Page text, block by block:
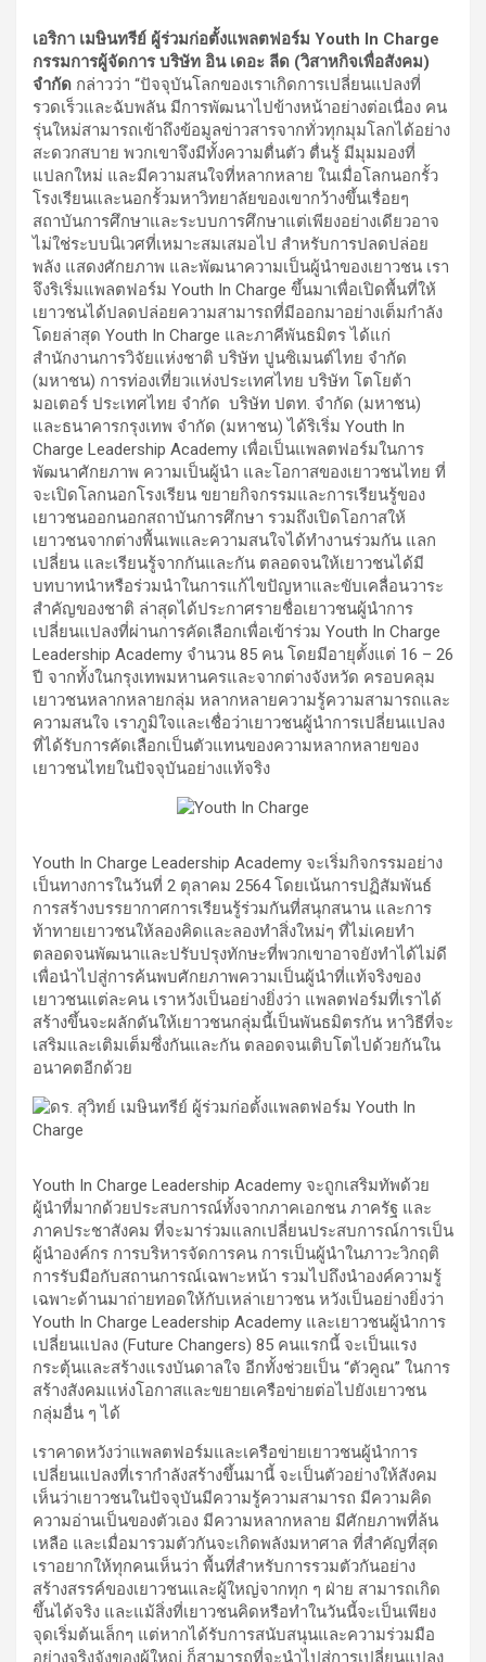
เอริกา เมษินทรีย์ ผู้ร่วมก่อตั้งแพลตฟอร์ม Youth In Charge
กรรมการผู้จัดการ บริษัท อิน เดอะ ลีด (วิสาหกิจเพื่อสังคม)
จำกัด กล่าวว่า “ปัจจุบันโลกของเราเกิดการเปลี่ยนแปลงที่
รวดเร็วและฉับพลัน มีการพัฒนาไปข้างหน้าอย่างต่อเนื่อง คน
รุ่นใหม่สามารถเข้าถึงข้อมูลข่าวสารจากทั่วทุกมุมโลกได้อย่าง
สะดวกสบาย พวกเขาจึงมีทั้งความตื่นตัว ตื่นรู้ มีมุมมองที่
แปลกใหม่ และมีความสนใจที่หลากหลาย ในเมื่อโลกนอกรั้ว
โรงเรียนและนอกรั้วมหาวิทยาลัยของเขากว้างขึ้นเรื่อยๆ
สถาบันการศึกษาและระบบการศึกษาแต่เพียงอย่างเดียวอาจ
ไม่ใช่ระบบนิเวศที่เหมาะสมเสมอไป สำหรับการปลดปล่อย
พลัง แสดงศักยภาพ และพัฒนาความเป็นผู้นำของเยาวชน เรา
จึงริเริ่มแพลตฟอร์ม Youth In Charge ขึ้นมาเพื่อเปิดพื้นที่ให้
เยาวชนได้ปลดปล่อยความสามารถที่มีออกมาอย่างเต็มกำลัง
โดยล่าสุด Youth In Charge และภาคีพันธมิตร ได้แก่
สำนักงานการวิจัยแห่งชาติ บริษัท ปูนซิเมนต์ไทย จำกัด
(มหาชน) การท่องเที่ยวแห่งประเทศไทย บริษัท โตโยต้า
มอเตอร์ ประเทศไทย จำกัด บริษัท ปตท. จำกัด (มหาชน)
และธนาคารกรุงเทพ จำกัด (มหาชน) ได้ริเริ่ม Youth In
Charge Leadership Academy เพื่อเป็นแพลตฟอร์มในการ
พัฒนาศักยภาพ ความเป็นผู้นำ และโอกาสของเยาวชนไทย ที่
จะเปิดโลกนอกโรงเรียน ขยายกิจกรรมและการเรียนรู้ของ
เยาวชนออกนอกสถาบันการศึกษา รวมถึงเปิดโอกาสให้
เยาวชนจากต่างพื้นเพและความสนใจได้ทำงานร่วมกัน แลก
เปลี่ยน และเรียนรู้จากกันและกัน ตลอดจนให้เยาวชนได้มี
บทบาทนำหรือร่วมนำในการแก้ไขปัญหาและขับเคลื่อนวาระ
สำคัญของชาติ ล่าสุดได้ประกาศรายชื่อเยาวชนผู้นำการ
เปลี่ยนแปลงที่ผ่านการคัดเลือกเพื่อเข้าร่วม Youth In Charge
Leadership Academy จำนวน 85 คน โดยมีอายุตั้งแต่ 16 – 26
ปี จากทั้งในกรุงเทพมหานครและจากต่างจังหวัด ครอบคลุม
เยาวชนหลากหลายกลุ่ม หลากหลายความรู้ความสามารถและ
ความสนใจ เราภูมิใจและเชื่อว่าเยาวชนผู้นำการเปลี่ยนแปลง
ที่ได้รับการคัดเลือกเป็นตัวแทนของความหลากหลายของ
เยาวชนไทยในปัจจุบันอย่างแท้จริง
Youth In Charge Leadership Academy จะเริ่มกิจกรรมอย่าง
เป็นทางการในวันที่ 2 ตุลาคม 2564 โดยเน้นการปฏิสัมพันธ์
การสร้างบรรยากาศการเรียนรู้ร่วมกันที่สนุกสนาน และการ
ท้าทายเยาวชนให้ลองคิดและลองทำสิ่งใหม่ๆ ที่ไม่เคยทำ
ตลอดจนพัฒนาและปรับปรุงทักษะที่พวกเขาอาจยังทำได้ไม่ดี
เพื่อนำไปสู่การค้นพบศักยภาพความเป็นผู้นำที่แท้จริงของ
เยาวชนแต่ละคน เราหวังเป็นอย่างยิ่งว่า แพลตฟอร์มที่เราได้
สร้างขึ้นจะผลักดันให้เยาวชนกลุ่มนี้เป็นพันธมิตรกัน หาวิธีที่จะ
เสริมและเติมเต็มซึ่งกันและกัน ตลอดจนเติบโตไปด้วยกันใน
อนาคตอีกด้วย
Youth In Charge Leadership Academy จะถูกเสริมทัพด้วย
ผู้นำที่มากด้วยประสบการณ์ทั้งจากภาคเอกชน ภาครัฐ และ
ภาคประชาสังคม ที่จะมาร่วมแลกเปลี่ยนประสบการณ์การเป็น
ผู้นำองค์กร การบริหารจัดการคน การเป็นผู้นำในภาวะวิกฤติ
การรับมือกับสถานการณ์เฉพาะหน้า รวมไปถึงนำองค์ความรู้
เฉพาะด้านมาถ่ายทอดให้กับเหล่าเยาวชน หวังเป็นอย่างยิ่งว่า
Youth In Charge Leadership Academy และเยาวชนผู้นำการ
เปลี่ยนแปลง (Future Changers) 85 คนแรกนี้ จะเป็นแรง
กระตุ้นและสร้างแรงบันดาลใจ อีกทั้งช่วยเป็น “ตัวคูณ” ในการ
สร้างสังคมแห่งโอกาสและขยายเครือข่ายต่อไปยังเยาวชน
กลุ่มอื่น ๆ ได้
เราคาดหวังว่าแพลตฟอร์มและเครือข่ายเยาวชนผู้นำการ
เปลี่ยนแปลงที่เรากำลังสร้างขึ้นมานี้ จะเป็นตัวอย่างให้สังคม
เห็นว่าเยาวชนในปัจจุบันมีความรู้ความสามารถ มีความคิด
ความอ่านเป็นของตัวเอง มีความหลากหลาย มีศักยภาพที่ล้น
เหลือ และเมื่อมารวมตัวกันจะเกิดพลังมหาศาล ที่สำคัญที่สุด
เราอยากให้ทุกคนเห็นว่า พื้นที่สำหรับการรวมตัวกันอย่าง
สร้างสรรค์ของเยาวชนและผู้ใหญ่จากทุก ๆ ฝ่าย สามารถเกิด
ขึ้นได้จริง และแม้สิ่งที่เยาวชนคิดหรือทำในวันนี้จะเป็นเพียง
จุดเริ่มต้นเล็กๆ แต่หากได้รับการสนับสนุนและความร่วมมือ
อย่างจริงจังของผู้ใหญ่ ก็สามารถที่จะนำไปสู่การเปลี่ยนแปลง